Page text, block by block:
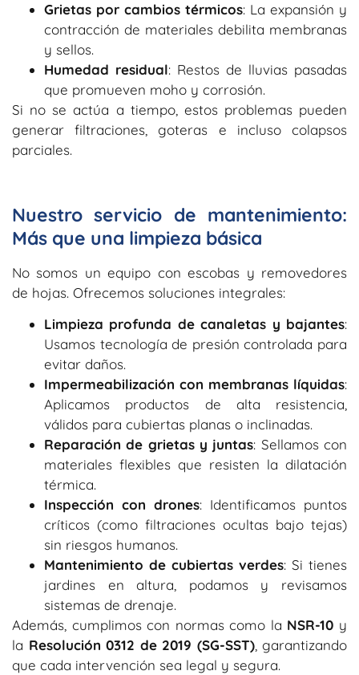
Grietas por cambios térmicos: La expansión y
contracción de materiales debilita membranas
y sellos.
Humedad residual: Restos de lluvias pasadas
que promueven moho y corrosión.
Si no se actúa a tiempo, estos problemas pueden
generar filtraciones, goteras e incluso colapsos
parciales.
Nuestro servicio de mantenimiento:
Más que una limpieza básica
No somos un equipo con escobas y removedores
de hojas. Ofrecemos soluciones integrales:
Limpieza profunda de canaletas y bajantes:
Usamos tecnología de presión controlada para
evitar daños.
Impermeabilización con membranas líquidas:
Aplicamos productos de alta resistencia,
válidos para cubiertas planas o inclinadas.
Reparación de grietas y juntas: Sellamos con
materiales flexibles que resisten la dilatación
térmica.
Inspección con drones: Identificamos puntos
críticos (como filtraciones ocultas bajo tejas)
sin riesgos humanos.
Mantenimiento de cubiertas verdes: Si tienes
jardines en altura, podamos y revisamos
sistemas de drenaje.
Además, cumplimos con normas como la NSR-10 y
la Resolución 0312 de 2019 (SG-SST), garantizando
que cada intervención sea legal y segura.